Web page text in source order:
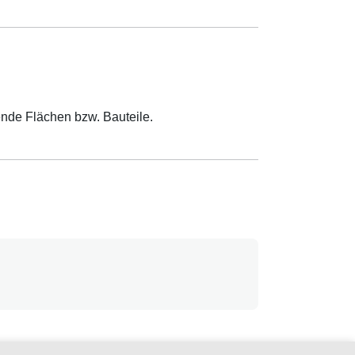
Flächen bzw. Bauteile.